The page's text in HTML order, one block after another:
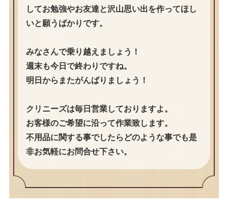
してお勉強やお友達と沢山思い出を作ってほし
いと願うばかりです。
みなさんで乗り越えましょう！
週末も今日で終わりですね。
明日からまたがんばりましょう！
クリニーズは毎日営業しておりますよ。
お客様のご希望に沿って作業致します。
不用品に関する事でしたらどのような事でも是
非お気軽にお問合せ下さい。